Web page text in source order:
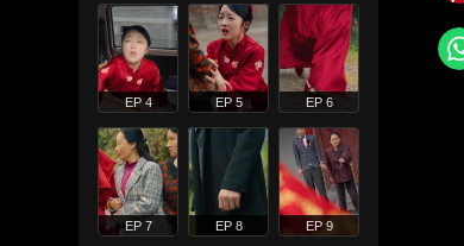
EP 4 EP 5 EP 6
EP 7 EP 8 EP 9